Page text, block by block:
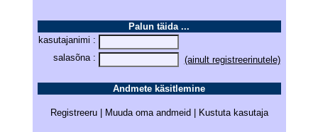
Palun täida ...
kasutajanimi :
salasõna :
(ainult registreerinutele)
Andmete käsitlemine
Registreeru | Muuda oma andmeid | Kustuta kasutaja